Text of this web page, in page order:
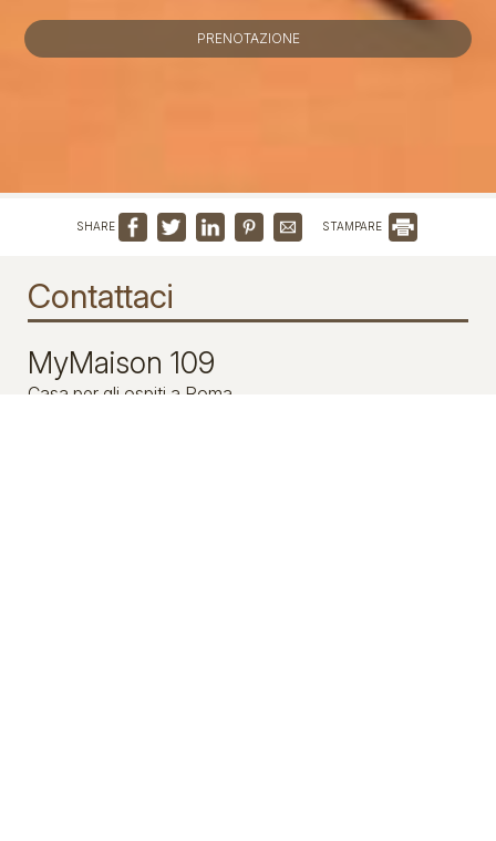
PRENOTAZIONE
SHARE STAMPARE
Contattaci
MyMaison 109
Casa per gli ospiti a Roma